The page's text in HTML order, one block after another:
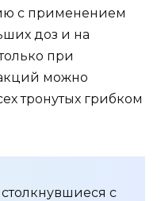
с применением
доз и на
при
можно
тронутых грибком
с